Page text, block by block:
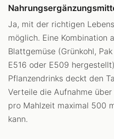
Ja, mit der richtigen
möglich. Eine Kombination
Blattgemüse (Grünkohl,
E516 oder E509
Pflanzendrinks deckt den
Verteile die Aufnahme
pro Mahlzeit maximal 500
kann.